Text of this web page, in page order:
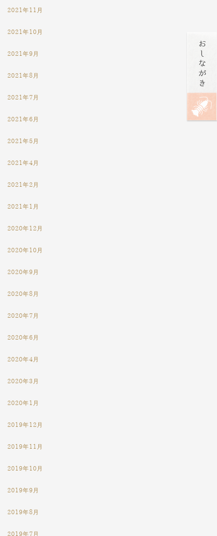
2021年11月
2021年10月
2021年9月
2021年8月
2021年7月
2021年6月
2021年5月
2021年4月
2021年2月
2021年1月
2020年12月
2020年10月
2020年9月
2020年8月
2020年7月
2020年6月
2020年4月
2020年3月
2020年1月
2019年12月
2019年11月
2019年10月
2019年9月
2019年8月
2019年7月